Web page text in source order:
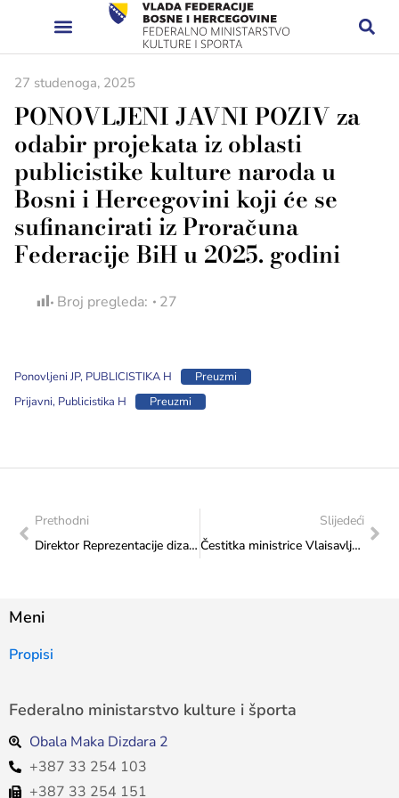
27 studenoga, 2025
PONOVLJENI JAVNI POZIV za
odabir projekata iz oblasti
publicistike kulture naroda u
Bosni i Hercegovini koji će se
sufinancirati iz Proračuna
Federacije BiH u 2025. godini
Broj pregleda: 27
Ponovljeni JP, PUBLICISTIKA H
Preuzmi
Prijavni, Publicistika H
Preuzmi
Prethodni
Direktor Reprezentacije dizača tegova Bosne i Hercegovine na sastanku u Ministarstvu
Slijedeći
Čestitka ministrice Vlaisavljević Plesnom klubu “Astorija”
Meni
Propisi
Federalno ministarstvo kulture i športa
Obala Maka Dizdara 2
+387 33 254 103
+387 33 254 151